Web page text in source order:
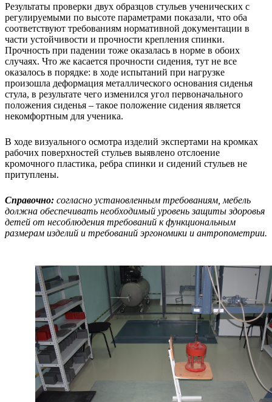
Результаты проверки двух образцов стульев ученических с
регулируемыми по высоте параметрами показали, что оба
соответствуют требованиям нормативной документации в
части устойчивости и прочности крепления спинки.
Прочность при падении тоже оказалась в норме в обоих
случаях. Что же касается прочности сидения, тут не все
оказалось в порядке: в ходе испытаний при нагрузке
произошла деформация металлического основания сиденья
стула, в результате чего изменился угол первоначального
положения сиденья – такое положение сидения является
некомфортным для ученика.
В ходе визуального осмотра изделий экспертами на кромках
рабочих поверхностей стульев выявлено отслоение
кромочного пластика, ребра спинки и сидений стульев не
притуплены.
Справочно: согласно установленным требованиям, мебель
должна обеспечивать необходимый уровень защиты здоровья
детей от несоблюдения требований к функциональным
размерам изделий и требований эргономики и антропометрии.